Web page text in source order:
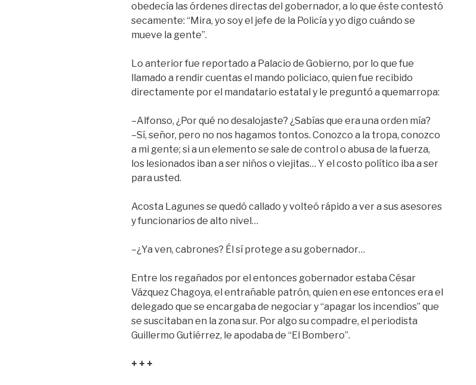
obedecía las órdenes directas del gobernador, a lo que éste contestó
secamente: “Mira, yo soy el jefe de la Policía y yo digo cuándo se
mueve la gente”.
Lo anterior fue reportado a Palacio de Gobierno, por lo que fue
llamado a rendir cuentas el mando policiaco, quien fue recibido
directamente por el mandatario estatal y le preguntó a quemarropa:
–Alfonso, ¿Por qué no desalojaste? ¿Sabías que era una orden mía?
–Sí, señor, pero no nos hagamos tontos. Conozco a la tropa, conozco
a mi gente; si a un elemento se sale de control o abusa de la fuerza,
los lesionados iban a ser niños o viejitas… Y el costo político iba a ser
para usted.
Acosta Lagunes se quedó callado y volteó rápido a ver a sus asesores
y funcionarios de alto nivel…
–¿Ya ven, cabrones? Él sí protege a su gobernador…
Entre los regañados por el entonces gobernador estaba César
Vázquez Chagoya, el entrañable patrón, quien en ese entonces era el
delegado que se encargaba de negociar y “apagar los incendios” que
se suscitaban en la zona sur. Por algo su compadre, el periodista
Guillermo Gutiérrez, le apodaba de “El Bombero”.
+ + +